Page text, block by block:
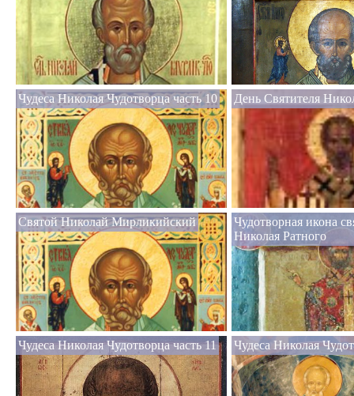
Чудеса Николая Чудотворца часть 10 День Святителя
Святой Николай Мирликийский
Чудотворная икона
Николая Ратного
Чудеса Николая Чудотворца часть 11 Чудеса Николая